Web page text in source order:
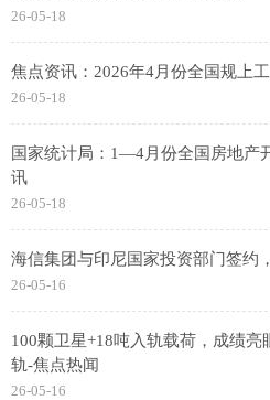
26-05-18
焦点资讯：2026年4月份全国规上
26-05-18
国家统计局：1—4月份全国房地产
讯
26-05-18
海信集团与印尼国家投资部门签约
26-05-16
100颗卫星+18吨入轨载荷，成绩亮
轨-焦点热闻
26-05-16